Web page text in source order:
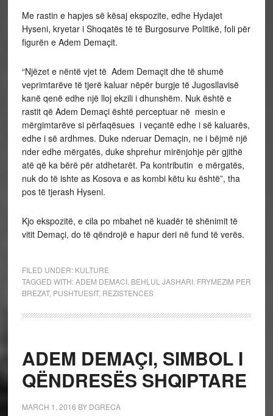
Me rastin e hapjes së kësaj ekspozite, edhe Hydajet
Hyseni, kryetar i Shoqatës të të Burgosurve Politikë, foli për
figurën e Adem Demaçit.
“Njëzet e nëntë vjet të Adem Demaçit dhe të shumë
veprimtarëve të tjerë kaluar nëpër burgje të Jugosllavisë
kanë qenë edhe një lloj ekzili i dhunshëm. Nuk është e
rastit që Adem Demaçi është perceptuar në mesin e
mërgimtarëve si përfaqësues i veçantë edhe i së kaluarës,
edhe i së ardhmes. Duke nderuar Demaçin, ne i bëjmë një
nder edhe mërgatës, duke shprehur mirënjohje për gjithë
atë që ka bërë për atdhetarët. Pa kontributin e mërgatës,
nuk do të ishte as Kosova e as kombi këtu ku është”, tha
pos të tjerash Hyseni.
Kjo ekspozitë, e cila po mbahet në kuadër të shënimit të
vitit Demaçi, do të qëndrojë e hapur deri në fund të verës.
FILED UNDER: KULTURE
TAGGED WITH:ADEM DEMACI, BEHLUL JASHARI, FRYMEZIM PER
BREZAT, PUSHTUESIT, REZISTENCES
ADEM DEMAÇI, SIMBOL I
QËNDRESËS SHQIPTARE
MARCH 1, 2016 BY DGRECA